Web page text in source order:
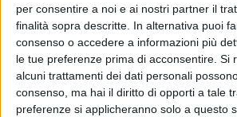
per consentire a noi e ai nostri partner il
finalità sopra descritte. In alternativa puoi
consenso o accedere a informazioni più
le tue preferenze prima di acconsentire. Si
alcuni trattamenti dei dati personali
consenso, ma hai il diritto di opporti a tale
preferenze si applicheranno solo a questo
FOTO